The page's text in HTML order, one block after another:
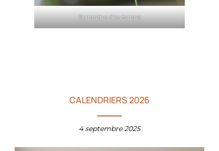
Spiranthe d’automne
CALENDRIERS 2026
4 septembre 2025